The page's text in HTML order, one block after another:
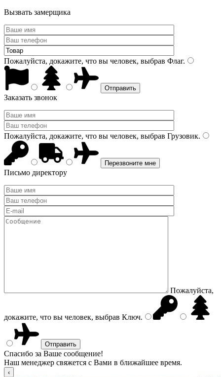
Вызвать замерщика
Пожалуйста, докажите, что вы человек, выбрав Флаг.
Заказать звонок
Пожалуйста, докажите, что вы человек, выбрав Грузовик.
Письмо директору
Пожалуйста,
докажите, что вы человек, выбрав Ключ.
Спасибо за Ваше сообщение!
Наш менеджер свяжется с Вами в ближайшее время.